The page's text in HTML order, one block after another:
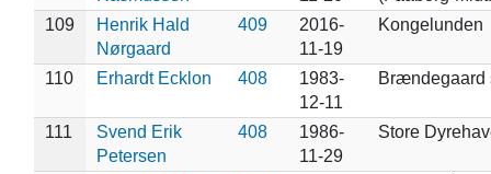
109
Henrik Hald
Nørgaard
409
2016-
11-19
Kongelunden
110 Erhardt Ecklon 408
1983-
12-11
Brændegaard
111
Svend Erik
Petersen
408
1986-
11-29
Store